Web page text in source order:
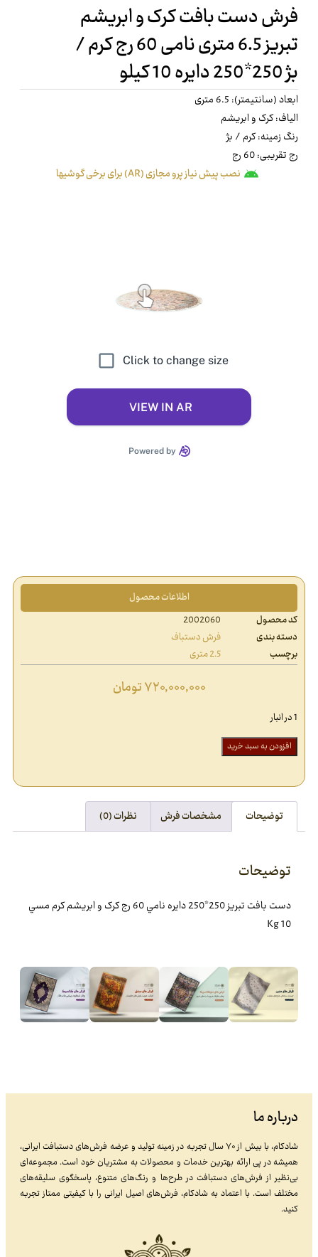
فرش دست بافت کرک و ابریشم
تبریز 6.5 متری نامی 60 رج کرم /
بژ 250*250 دایره 10 کیلو
ابعاد (سانتیمتر): 6.5 متری
الیاف: کرک و ابریشم
رنگ زمینه: کرم / بژ
رج تقریبی: 60 رج
نصب پیش نیاز پرو مجازی (AR) برای برخی گوشیها
اطلاعات محصول
کد محصول
2002060
دسته بندی
فرش دستباف
برچسب
2.5 متری
۷۲۰,۰۰۰,۰۰۰تومان
1 در انبار
افزودن به سبد خرید
توضیحات مشخصات فرش نظرات (0)
توضیحات
دست بافت تبريز 250*250 دايره نامي 60 رج کرک و ابريشم کرم مسي
10 Kg
درباره ما
شادکام، با بیش از ۷۰ سال تجربه در زمینه تولید و عرضه فرش‌های دستبافت ایرانی،
همیشه در پی ارائه بهترین خدمات و محصولات به مشتریان خود است. مجموعه‌ای
بی‌نظیر از فرش‌های دستبافت در طرح‌ها و رنگ‌های متنوع، پاسخگوی سلیقه‌های
مختلف است. با اعتماد به شادکام، فرش‌های اصیل ایرانی را با کیفیتی ممتاز تجربه
کنید.